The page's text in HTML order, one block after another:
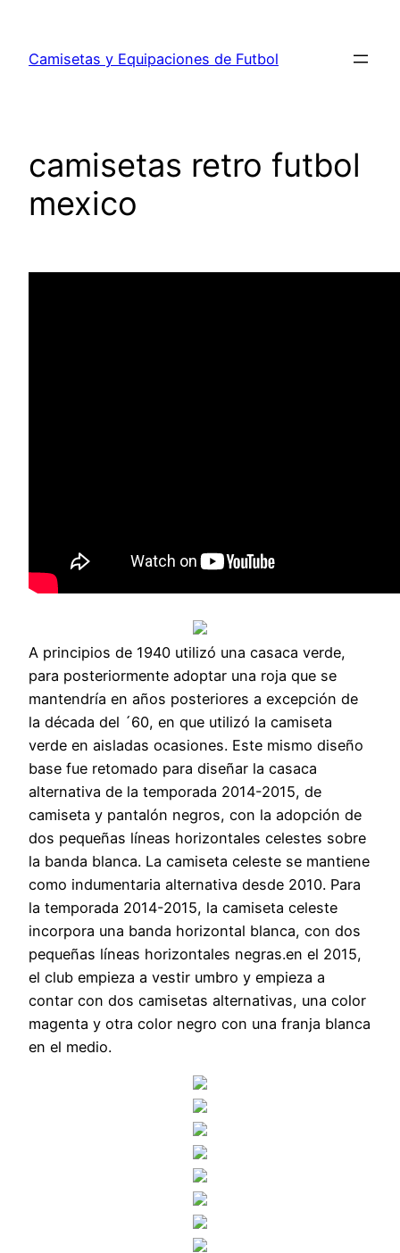
contenido
Camisetas y Equipaciones de Futbol
camisetas retro futbol
mexico
A principios de 1940 utilizó una casaca verde,
para posteriormente adoptar una roja que se
mantendría en años posteriores a excepción de
la década del ´60, en que utilizó la camiseta
verde en aisladas ocasiones. Este mismo diseño
base fue retomado para diseñar la casaca
alternativa de la temporada 2014-2015, de
camiseta y pantalón negros, con la adopción de
dos pequeñas líneas horizontales celestes sobre
la banda blanca. La camiseta celeste se mantiene
como indumentaria alternativa desde 2010. Para
la temporada 2014-2015, la camiseta celeste
incorpora una banda horizontal blanca, con dos
pequeñas líneas horizontales negras.en el 2015,
el club empieza a vestir umbro y empieza a
contar con dos camisetas alternativas, una color
magenta y otra color negro con una franja blanca
en el medio.